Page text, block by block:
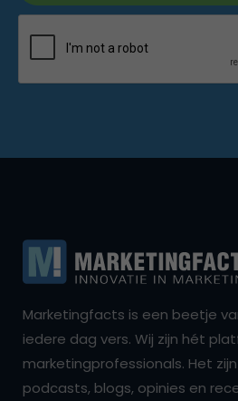
Marketingfacts is een beetje
iedere dag vers. Wij zijn hét
marketingprofessionals. Het
podcasts, blogs, opinies en